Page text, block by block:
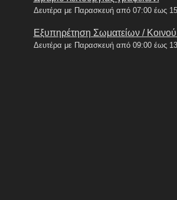
Δευτέρα με Παρασκευή από 07:00 έως
Εξυπηρέτηση Σωματείων /
Δευτέρα με Παρασκευή από 09:00 έως